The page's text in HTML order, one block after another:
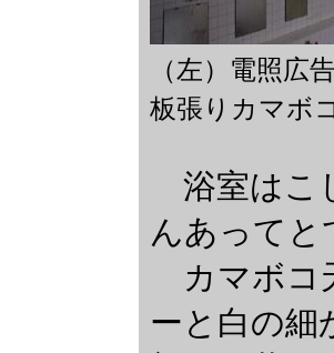
（左）電照広
板張りカマボ
浴室はこ
んあってと
カマボコ
ーと白の細